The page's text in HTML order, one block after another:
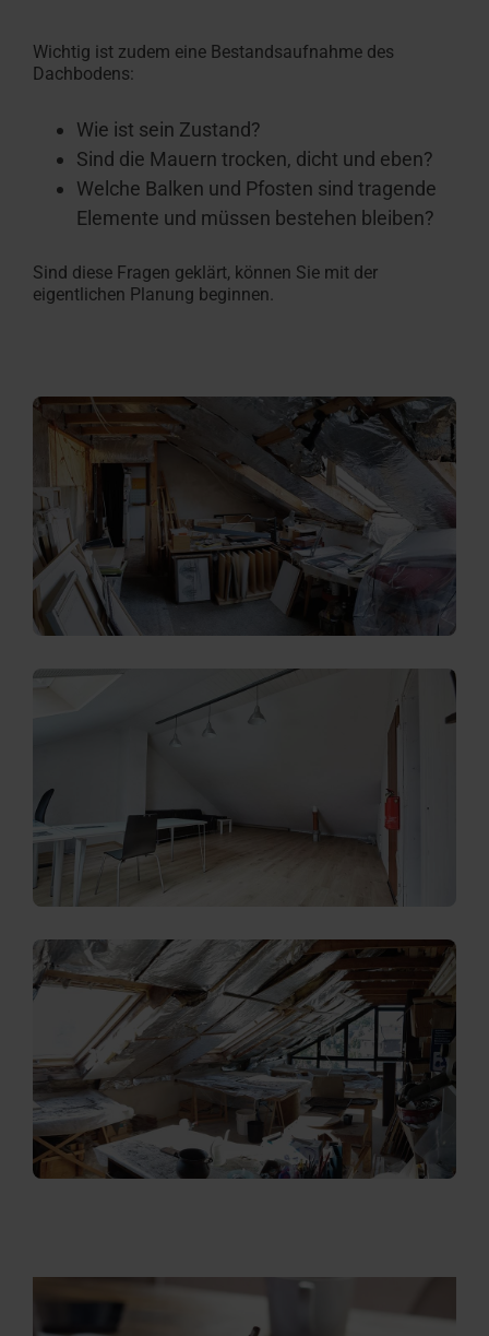
Wichtig ist zudem eine Bestandsaufnahme des
Dachbodens:
Wie ist sein Zustand?
Sind die Mauern trocken, dicht und eben?
Welche Balken und Pfosten sind tragende
Elemente und müssen bestehen bleiben?
Sind diese Fragen geklärt, können Sie mit der
eigentlichen Planung beginnen.